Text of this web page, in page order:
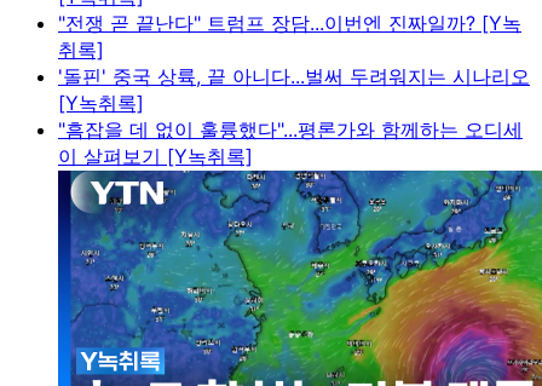
"전쟁 곧 끝난다" 트럼프 장담...이번엔 진짜일까? [Y녹
취록]
'돌핀' 중국 상륙, 끝 아니다...벌써 두려워지는 시나리오
[Y녹취록]
"흠잡을 데 없이 훌륭했다"...평론가와 함께하는 오디세
이 살펴보기 [Y녹취록]